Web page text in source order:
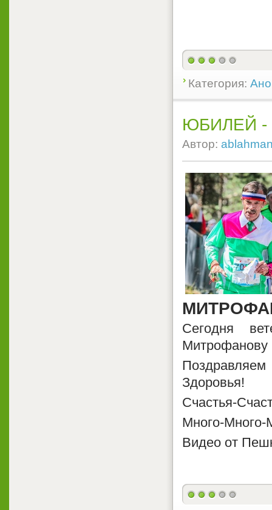
Категория:
ЮБИЛЕЙ -
Автор:
Сегодня
Митрофанову
Здоровья!
Счастья-
Много-Много-
Видео от